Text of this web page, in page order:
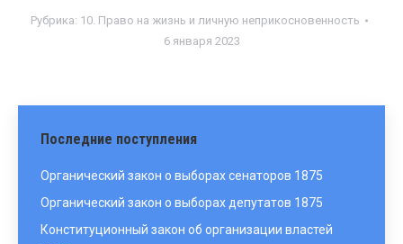
Рубрика: 10. Право на жизнь и личную неприкосновенность
6 января 2023
Последние поступления
Органический закон о выборах сенаторов 1875
Органический закон о выборах депутатов 1875
Конституционный закон об организации властей